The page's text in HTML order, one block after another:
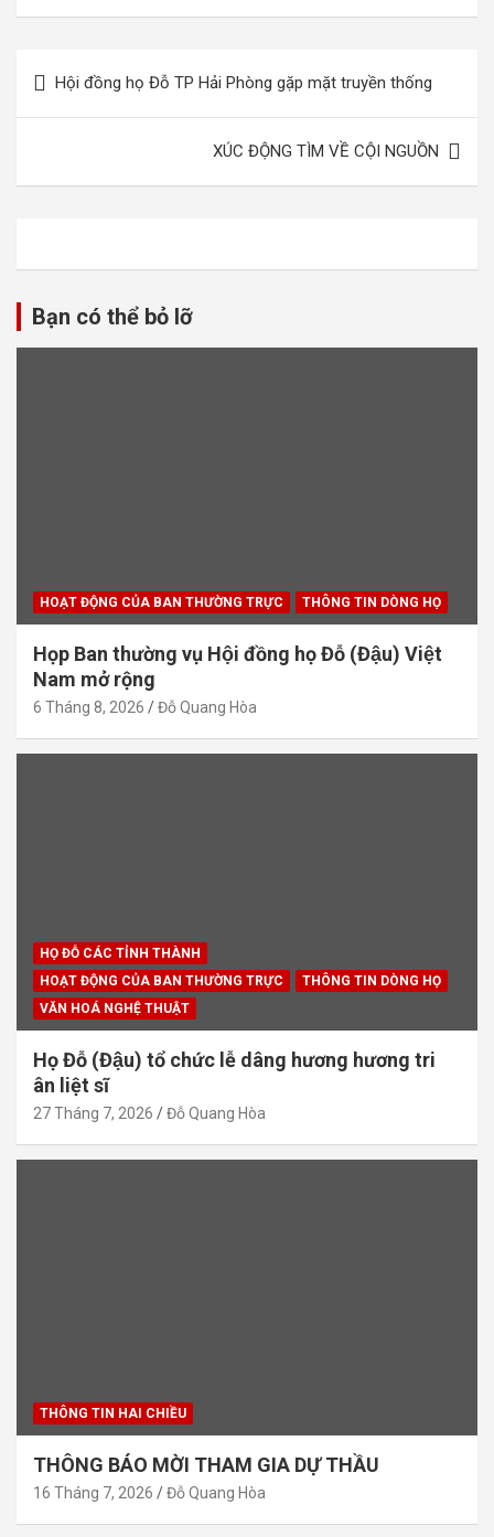
hướng
Hội đồng họ Đỗ TP Hải Phòng gặp mặt truyền thống
XÚC ĐỘNG TÌM VỀ CỘI NGUỒN
Bạn có thể bỏ lỡ
HOẠT ĐỘNG CỦA BAN THƯỜNG TRỰC THÔNG TIN DÒNG HỌ
Họp Ban thường vụ Hội đồng họ Đỗ (Đậu) Việt
Nam mở rộng
6 Tháng 8, 2026 Đỗ Quang Hòa
HỌ ĐỖ CÁC TỈNH THÀNH
HOẠT ĐỘNG CỦA BAN THƯỜNG TRỰC
THÔNG TIN DÒNG HỌ
VĂN HOÁ NGHỆ THUẬT
Họ Đỗ (Đậu) tổ chức lễ dâng hương hương tri
ân liệt sĩ
27 Tháng 7, 2026 Đỗ Quang Hòa
THÔNG TIN HAI CHIỀU
THÔNG BÁO MỜI THAM GIA DỰ THẦU
16 Tháng 7, 2026 Đỗ Quang Hòa